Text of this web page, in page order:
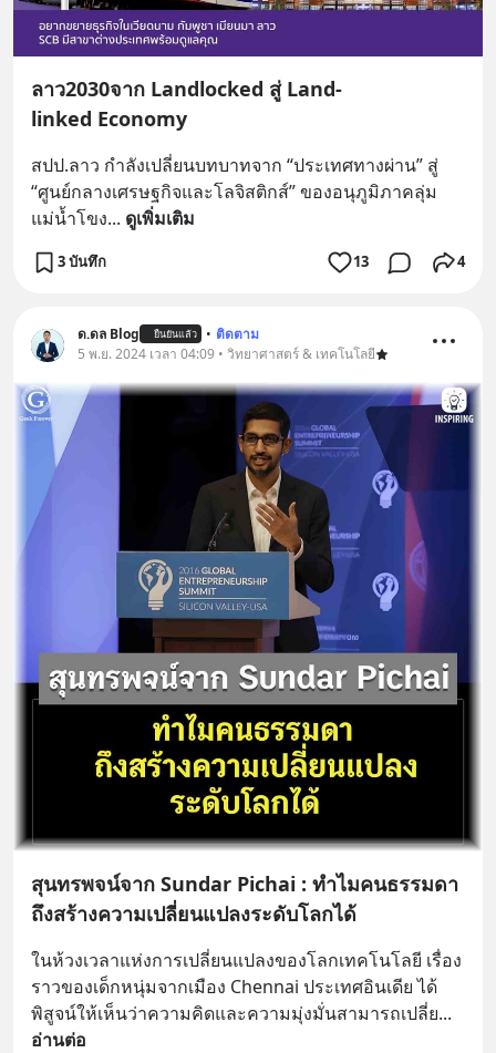
ลาว2030จาก Landlocked สู่ Land-
linked Economy
สปป.ลาว กำลังเปลี่ยนบทบาทจาก “ประเทศทางผ่าน” สู่
“ศูนย์กลางเศรษฐกิจและโลจิสติกส์” ของอนุภูมิภาคลุ่ม
แม่น้ำโขง... ดูเพิ่มเติม
3 บันทึก 13 4
ด.ดล Blog ยืนยันแล้ว • ติดตาม
5 พ.ย. 2024 เวลา 04:09 • วิทยาศาสตร์ & เทคโนโลยี
สุนทรพจน์จาก Sundar Pichai : ทำไมคนธรรมดา
ถึงสร้างความเปลี่ยนแปลงระดับโลกได้
ในห้วงเวลาแห่งการเปลี่ยนแปลงของโลกเทคโนโลยี เรื่อง
ราวของเด็กหนุ่มจากเมือง Chennai ประเทศอินเดีย ได้
พิสูจน์ให้เห็นว่าความคิดและความมุ่งมั่นสามารถเปลี่ย
อ่านต่อ